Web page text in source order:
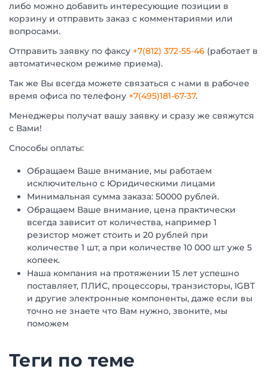
либо можно добавить интересующие позиции в
корзину и отправить заказ с комментариями или
вопросами.
Отправить заявку по факсу +7(812) 372-55-46 (работает в
автоматическом режиме приема).
Так же Вы всегда можете связаться с нами в рабочее
время офиса по телефону +7(495)181-67-37.
Менеджеры получат вашу заявку и сразу же свяжутся
с Вами!
Способы оплаты:
Обращаем Ваше внимание, мы работаем
исключительно с Юридическими лицами
Минимальная сумма заказа: 50000 рублей.
Обращаем Ваше внимание, цена практически
всегда зависит от количества, например 1
резистор может стоить и 20 рублей при
количестве 1 шт, а при количестве 10 000 шт уже 5
копеек.
Наша компания на протяжении 15 лет успешно
поставляет, ПЛИС, процессоры, транзисторы, IGBT
и другие электронные компоненты, даже если вы
точно не знаете что Вам нужно, звоните, мы
поможем
Теги по теме